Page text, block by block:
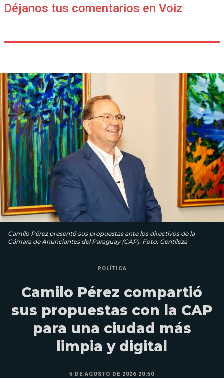
Déjanos tus comentarios en Voiz
Camilo Pérez presentó sus propuestas ante los directivos de la
Cámara de Anunciantes del Paraguay (CAP). Foto: Gentileza
POLÍTICA
Camilo Pérez compartió
sus propuestas con la CAP
para una ciudad más
limpia y digital
5 DE AGOSTO DE 2026 20:50